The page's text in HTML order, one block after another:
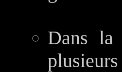
Dans la